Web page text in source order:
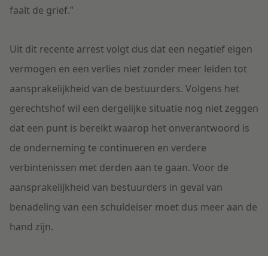
faalt de grief.”
Uit dit recente arrest volgt dus dat een negatief eigen
vermogen en een verlies niet zonder meer leiden tot
aansprakelijkheid van de bestuurders. Volgens het
gerechtshof wil een dergelijke situatie nog niet zeggen
dat een punt is bereikt waarop het onverantwoord is
de onderneming te continueren en verdere
verbintenissen met derden aan te gaan. Voor de
aansprakelijkheid van bestuurders in geval van
benadeling van een schuldeiser moet dus meer aan de
hand zijn.